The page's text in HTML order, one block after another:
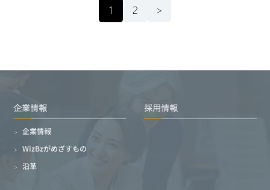
1 2 >
企業情報
企業情報
WizBzがめざすもの
沿革
採用情報